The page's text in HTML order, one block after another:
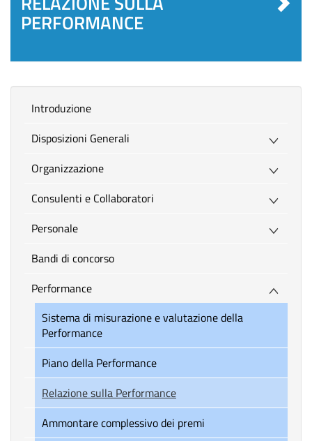
PERFORMANCE
introduzione
Disposizioni Generali
Organizzazione
Consulenti e Collaboratori
Personale
Bandi di concorso
Performance
Sistema di misurazione e valutazione della
Performance
Piano della Performance
Relazione sulla Performance
Ammontare complessivo dei premi